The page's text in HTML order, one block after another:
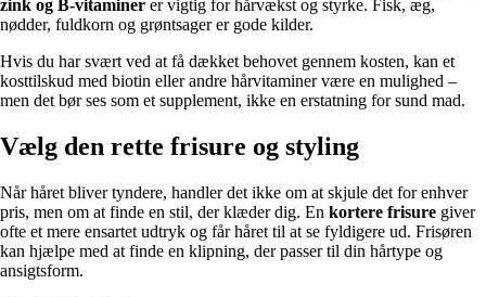
zink og B-vitaminer er vigtig for hårvækst og styrke. Fisk, æg,
nødder, fuldkorn og grøntsager er gode kilder.
Hvis du har svært ved at få dækket behovet gennem kosten, kan et
kosttilskud med biotin eller andre hårvitaminer være en mulighed –
men det bør ses som et supplement, ikke en erstatning for sund mad.
Vælg den rette frisure og styling
Når håret bliver tyndere, handler det ikke om at skjule det for enhver
pris, men om at finde en stil, der klæder dig. En kortere frisure giver
ofte et mere ensartet udtryk og får håret til at se fyldigere ud. Frisøren
kan hjælpe med at finde en klipning, der passer til din hårtype og
ansigtsform.